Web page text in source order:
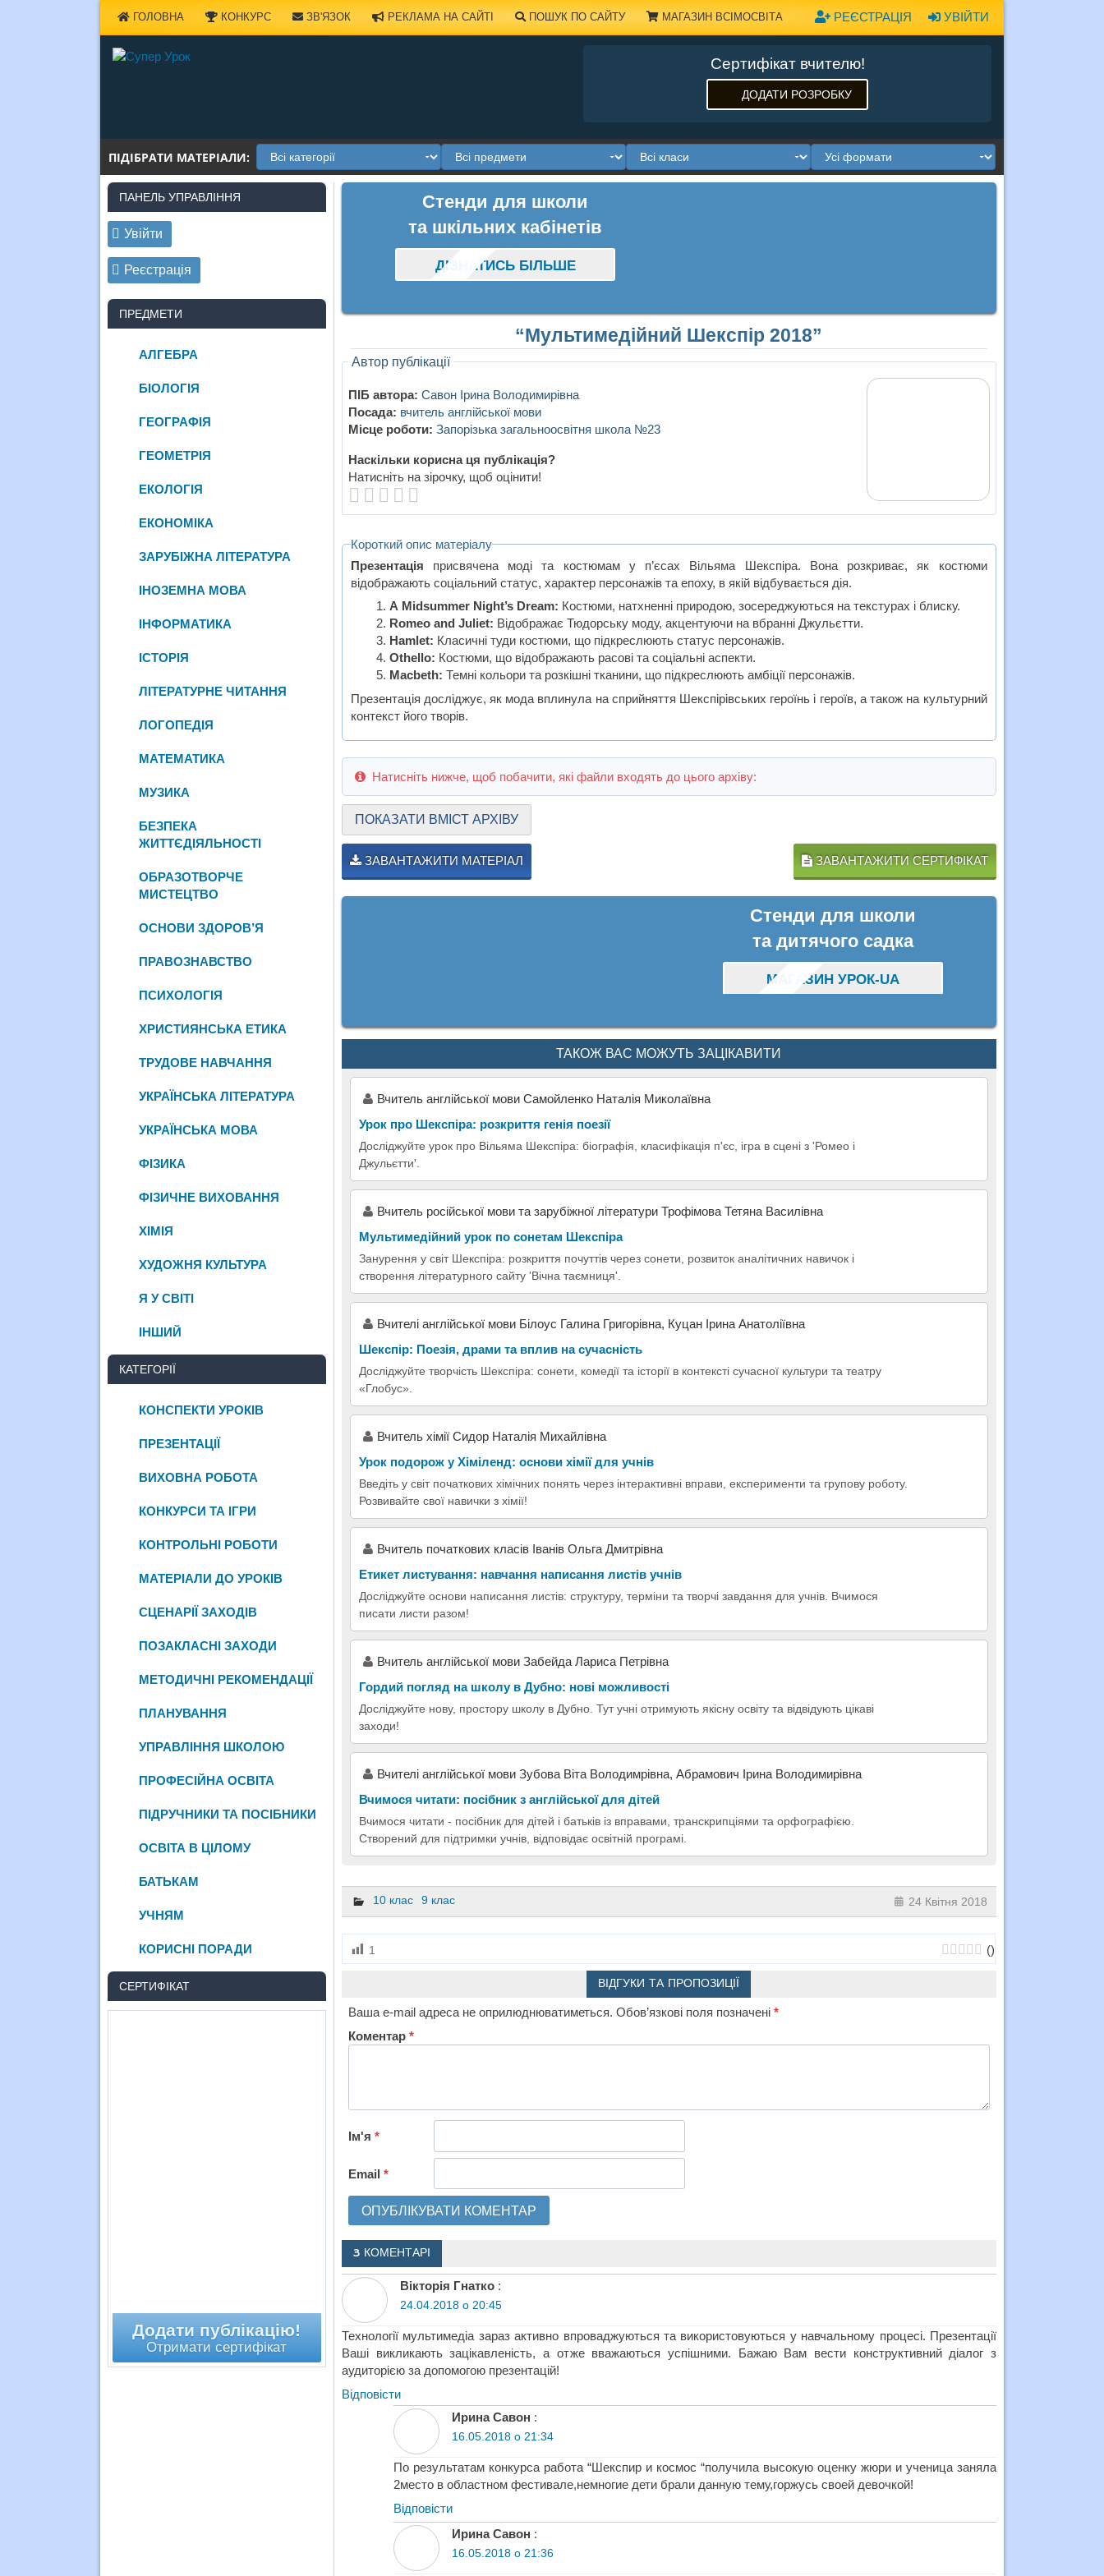
УВІЙТИ
РЕЄСТРАЦІЯ
ГОЛОВНА КОНКУРС ЗВ'ЯЗОК РЕКЛАМА НА САЙТІ ПОШУК ПО САЙТУ МАГАЗИН ВСІМОСВІТА
Сертифікат вчителю!
ДОДАТИ РОЗРОБКУ
ПІДІБРАТИ МАТЕРІАЛИ:
Стенди для школи
та шкільних кабінетів
ДІЗНАТИСЬ БІЛЬШЕ
“Мультимедійний Шекспір 2018”
Автор публікації
ПІБ автора: Савон Ірина Володимирівна
Посада: вчитель англійської мови
Місце роботи: Запорізька загальноосвітня школа №23
Наскільки корисна ця публікація?
Натисніть на зірочку, щоб оцінити!
Короткий опис матеріалу
Презентація присвячена моді та костюмам у п’єсах Вільяма Шекспіра. Вона розкриває, як костюми
відображають соціальний статус, характер персонажів та епоху, в якій відбувається дія.
A Midsummer Night’s Dream: Костюми, натхненні природою, зосереджуються на текстурах і блиску.
Romeo and Juliet: Відображає Тюдорську моду, акцентуючи на вбранні Джульєтти.
Hamlet: Класичні туди костюми, що підкреслюють статус персонажів.
Othello: Костюми, що відображають расові та соціальні аспекти.
Macbeth: Темні кольори та розкішні тканини, що підкреслюють амбіції персонажів.
Презентація досліджує, як мода вплинула на сприйняття Шекспірівських героїнь і героїв, а також на культурний
контекст його творів.
Натисніть нижче, щоб побачити, які файли входять до цього архіву:
ПОКАЗАТИ ВМІСТ АРХІВУ
ЗАВАНТАЖИТИ МАТЕРІАЛ ЗАВАНТАЖИТИ СЕРТИФІКАТ
Стенди для школи
та дитячого садка
МАГАЗИН УРОК-UA
ТАКОЖ ВАС МОЖУТЬ ЗАЦІКАВИТИ
Вчитель англійської мови Самойленко Наталія Миколаївна
Урок про Шекспіра: розкриття генія поезії
Досліджуйте урок про Вільяма Шекспіра: біографія, класифікація п'єс, ігра в сцені з 'Ромео і
Джульєтти'.
Вчитель російської мови та зарубіжної літератури Трофімова Тетяна Василівна
Мультимедійний урок по сонетам Шекспіра
Занурення у світ Шекспіра: розкриття почуттів через сонети, розвиток аналітичних навичок і
створення літературного сайту 'Вічна таємниця'.
Вчителі англійської мови Білоус Галина Григорівна, Куцан Ірина Анатоліївна
Шекспір: Поезія, драми та вплив на сучасність
Досліджуйте творчість Шекспіра: сонети, комедії та історії в контексті сучасної культури та театру
«Глобус».
Вчитель хімії Сидор Наталія Михайлівна
Урок подорож у Хіміленд: основи хімії для учнів
Введіть у світ початкових хімічних понять через інтерактивні вправи, експерименти та групову роботу.
Розвивайте свої навички з хімії!
Вчитель початкових класів Іванів Ольга Дмитрівна
Етикет листування: навчання написання листів учнів
Досліджуйте основи написання листів: структуру, терміни та творчі завдання для учнів. Вчимося
писати листи разом!
Вчитель англійської мови Забейда Лариса Петрівна
Гордий погляд на школу в Дубно: нові можливості
Досліджуйте нову, простору школу в Дубно. Тут учні отримують якісну освіту та відвідують цікаві
заходи!
Вчителі англійської мови Зубова Віта Володимрівна, Абрамович Ірина Володимирівна
Вчимося читати: посібник з англійської для дітей
Вчимося читати - посібник для дітей і батьків із вправами, транскрипціями та орфографією.
Створений для підтримки учнів, відповідає освітній програмі.
10 клас 9 клас 24 Квітня 2018
1 ()
ВІДГУКИ ТА ПРОПОЗИЦІЇ
Ваша e-mail адреса не оприлюднюватиметься. Обов’язкові поля позначені *
Коментар *
Ім'я *
Email *
3 КОМЕНТАРІ
Вікторія Гнатко :
24.04.2018 о 20:45
Технології мультимедіа зараз активно впроваджуються та використовуються у навчальному процесі. Презентації
Ваші викликають зацікавленість, а отже вважаються успішними. Бажаю Вам вести конструктивний діалог з
аудиторією за допомогою презентацій!
Відповіcти
Ирина Савон :
16.05.2018 о 21:34
По результатам конкурса работа “Шекспир и космос “получила высокую оценку жюри и ученица заняла
2место в областном фестивале,немногие дети брали данную тему,горжусь своей девочкой!
Відповіcти
Ирина Савон :
16.05.2018 о 21:36
ПАНЕЛЬ УПРАВЛІННЯ
Увійти
Реєстрація
ПРЕДМЕТИ
АЛГЕБРА
БІОЛОГІЯ
ГЕОГРАФІЯ
ГЕОМЕТРІЯ
ЕКОЛОГІЯ
ЕКОНОМІКА
ЗАРУБІЖНА ЛІТЕРАТУРА
ІНОЗЕМНА МОВА
ІНФОРМАТИКА
ІСТОРІЯ
ЛІТЕРАТУРНЕ ЧИТАННЯ
ЛОГОПЕДІЯ
МАТЕМАТИКА
МУЗИКА
БЕЗПЕКА
ЖИТТЄДІЯЛЬНОСТІ
ОБРАЗОТВОРЧЕ
МИСТЕЦТВО
ОСНОВИ ЗДОРОВ’Я
ПРАВОЗНАВСТВО
ПСИХОЛОГІЯ
ХРИСТИЯНСЬКА ЕТИКА
ТРУДОВЕ НАВЧАННЯ
УКРАЇНСЬКА ЛІТЕРАТУРА
УКРАЇНСЬКА МОВА
ФІЗИКА
ФІЗИЧНЕ ВИХОВАННЯ
ХІМІЯ
ХУДОЖНЯ КУЛЬТУРА
Я У СВІТІ
ІНШИЙ
КАТЕГОРІЇ
КОНСПЕКТИ УРОКІВ
ПРЕЗЕНТАЦІЇ
ВИХОВНА РОБОТА
КОНКУРСИ ТА ІГРИ
КОНТРОЛЬНІ РОБОТИ
МАТЕРІАЛИ ДО УРОКІВ
СЦЕНАРІЇ ЗАХОДІВ
ПОЗАКЛАСНІ ЗАХОДИ
МЕТОДИЧНІ РЕКОМЕНДАЦІЇ
ПЛАНУВАННЯ
УПРАВЛІННЯ ШКОЛОЮ
ПРОФЕСІЙНА ОСВІТА
ПІДРУЧНИКИ ТА ПОСІБНИКИ
ОСВІТА В ЦІЛОМУ
БАТЬКАМ
УЧНЯМ
КОРИСНІ ПОРАДИ
СЕРТИФІКАТ
Додати публікацію!
Отримати сертифікат